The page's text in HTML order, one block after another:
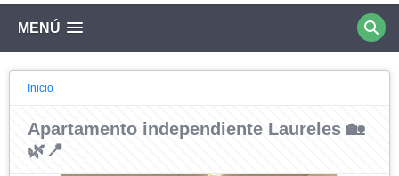
MENÚ
Inicio
Apartamento independiente Laureles 🏡
🌿📍